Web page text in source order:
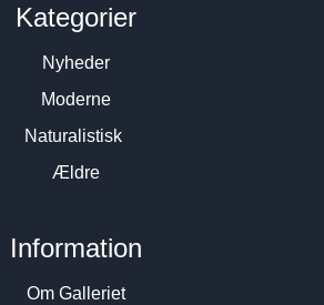
Kategorier
Nyheder
Moderne
Naturalistisk
Ældre
Information
Om Galleriet